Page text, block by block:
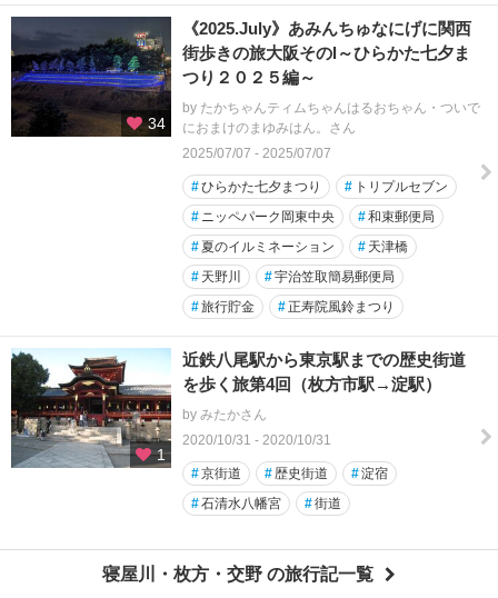
34
《2025.July》あみんちゅなにげに関西
街歩きの旅大阪そのⅠ～ひらかた七夕ま
つり２０２５編～
by たかちゃんティムちゃんはるおちゃん・ついで
におまけのまゆみはん。さん
2025/07/07 - 2025/07/07
#ひらかた七夕まつり # トリプルセブン
# ニッペパーク岡東中央 #和束郵便局
#夏のイルミネーション # 天津橋
# 天野川 #宇治笠取簡易郵便局
#旅行貯金 #正寿院風鈴まつり
1
近鉄八尾駅から東京駅までの歴史街道
を歩く旅第4回（枚方市駅→淀駅）
by みたかさん
2020/10/31 - 2020/10/31
#京街道 #歴史街道 #淀宿
#石清水八幡宮 #街道
寝屋川・枚方・交野 の旅行記一覧